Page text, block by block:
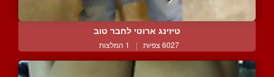
טיזינג ארוטי לחבר טוב
6027 צפיות | 1 המלצות